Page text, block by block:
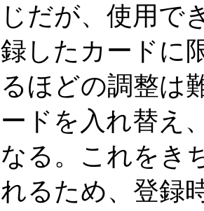
じだが、使用で
録したカードに
るほどの調整は
ードを入れ替え
なる。これをき
れるため、登録